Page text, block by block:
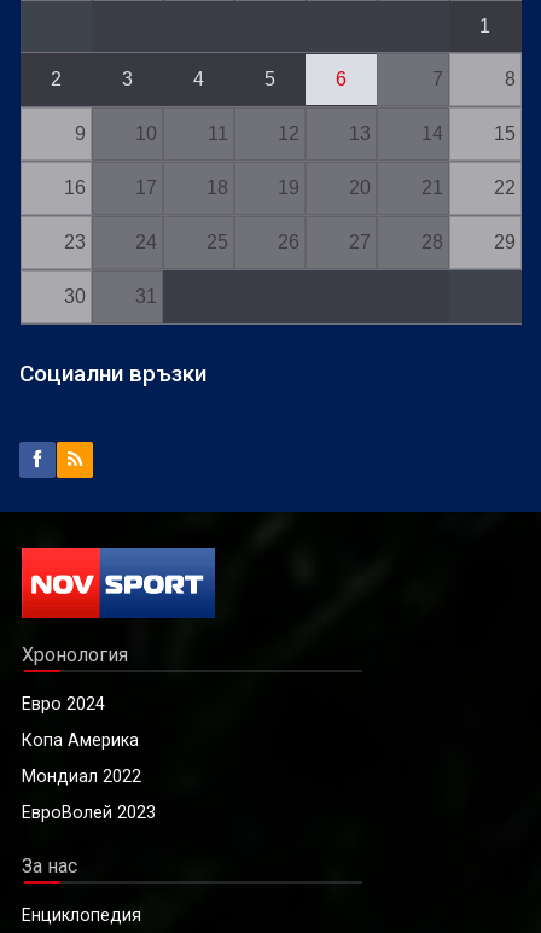
1
2 3 4 5 6 7 8
9 10 11 12 13 14 15
16 17 18 19 20 21 22
23 24 25 26 27 28 29
30 31
Социални връзки
Хронология
Евро 2024
Копа Америка
Мондиал 2022
ЕвроВолей 2023
За нас
Енциклопедия